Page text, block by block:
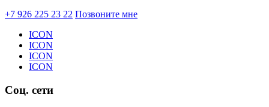
+7 926 225 23 22 Позвоните мне
ICON
ICON
ICON
ICON
Соц. сети